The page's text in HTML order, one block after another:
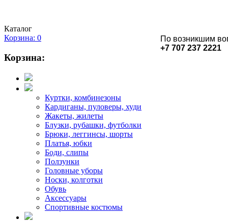
По возникшим
+7 707 237 2221
Каталог
Корзина: 0
Корзина:
Куртки, комбинезоны
Кардиганы, пуловеры, худи
Жакеты, жилеты
Блузки, рубашки, футболки
Брюки, леггинсы, шорты
Платья, юбки
Боди, слипы
Ползунки
Головные уборы
Носки, колготки
Обувь
Аксессуары
Спортивные костюмы